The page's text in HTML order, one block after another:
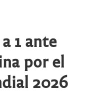
1 ante
por el
2026